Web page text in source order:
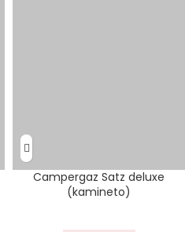
Campergaz Satz deluxe
(kamineto)